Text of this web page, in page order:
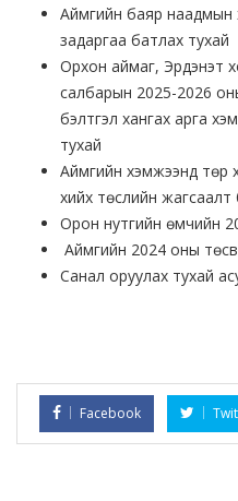
Аймгийн баяр наадмын
задаргаа батлах тухай
Орхон аймаг, Эрдэнэт
салбарын 2025-2026
бэлтгэл хангах арга
тухай
Аймгийн хэмжээнд төр
хийх төслийн жагсаалт
Орон нутгийн өмчийн
Аймгийн 2024 оны
Санал оруулах тухай
Facebook